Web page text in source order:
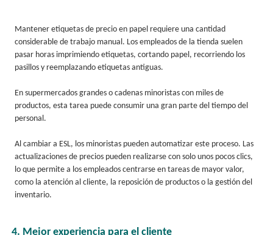
Mantener etiquetas de precio en papel requiere una cantidad
considerable de trabajo manual. Los empleados de la tienda suelen
pasar horas imprimiendo etiquetas, cortando papel, recorriendo los
pasillos y reemplazando etiquetas antiguas.
En supermercados grandes o cadenas minoristas con miles de
productos, esta tarea puede consumir una gran parte del tiempo del
personal.
Al cambiar a ESL, los minoristas pueden automatizar este proceso. Las
actualizaciones de precios pueden realizarse con solo unos pocos clics,
lo que permite a los empleados centrarse en tareas de mayor valor,
como la atención al cliente, la reposición de productos o la gestión del
inventario.
4. Mejor experiencia para el cliente